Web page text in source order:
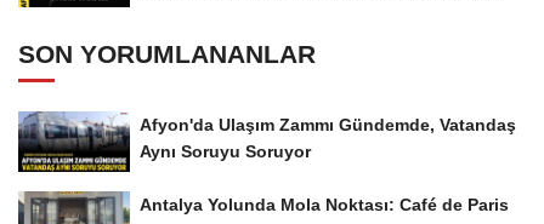
SON YORUMLANANLAR
Afyon'da Ulaşım Zammı Gündemde, Vatandaş
Aynı Soruyu Soruyor
Antalya Yolunda Mola Noktası: Café de Paris